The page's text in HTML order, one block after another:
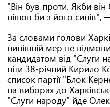
"Він був проти. Якби
пішов би з його синів",
За словами голови
нинішній мер не
кандидатом від "Слуги
піти 38-річний Кирило
список партії "Блок
на виборах до
"Слуги народу" йде